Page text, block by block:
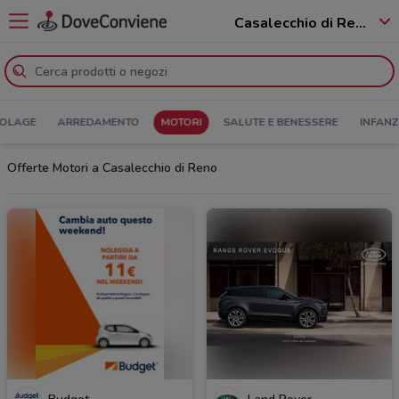
Casalecchio di Reno - 40033
ARREDAMENTO MOTORI SALUTE E BENESSERE
Offerte Motori a Casalecchio di Reno